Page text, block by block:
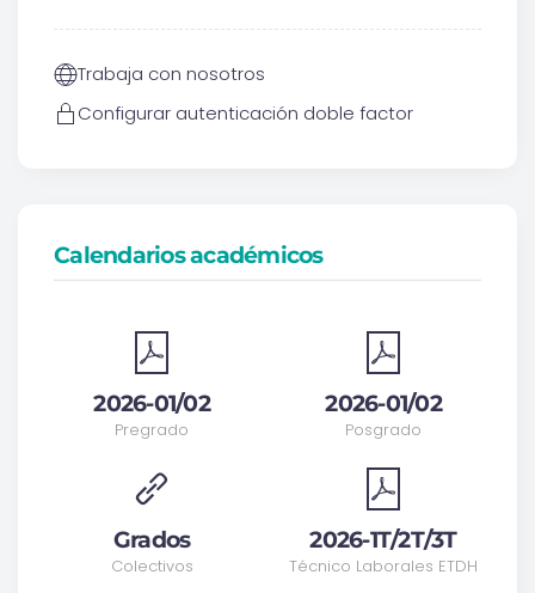
Trabaja con nosotros
Configurar autenticación doble factor
Calendarios académicos
2026-01/02
Pregrado
Grados
Colectivos
2026-01/02
Posgrado
2026-1T/2T/3T
Técnico Laborales ETDH